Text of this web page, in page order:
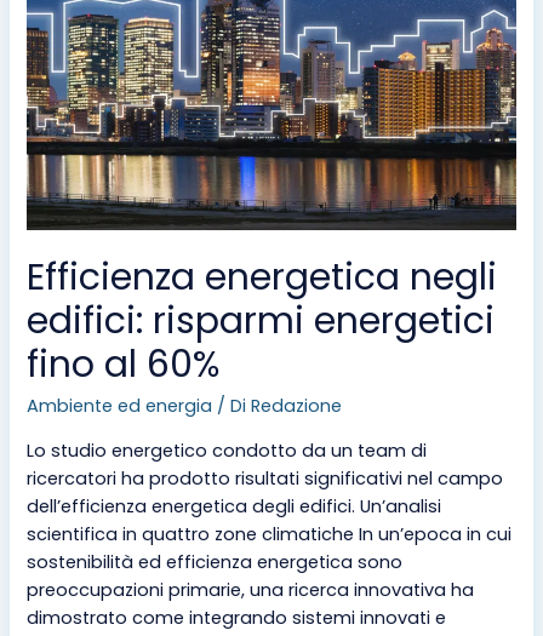
Efficienza energetica negli
edifici: risparmi energetici
fino al 60%
Ambiente ed energia / DiRedazione
Lo studio energetico condotto da un team di
ricercatori ha prodotto risultati significativi nel campo
dell’efficienza energetica degli edifici. Un’analisi
scientifica in quattro zone climatiche In un’epoca in cui
sostenibilità ed efficienza energetica sono
preoccupazioni primarie, una ricerca innovativa ha
dimostrato come integrando sistemi innovati e
al
60%